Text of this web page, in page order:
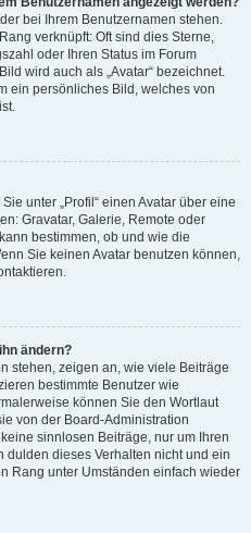
bei Ihrem Benutzernamen stehen.
verknüpft: Oft sind dies Sterne,
oder Ihren Status im Forum
wird auch als „Avatar“ bezeichnet.
ein persönliches Bild, welches von
unter „Profil“ einen Avatar über eine
Gravatar, Galerie, Remote oder
bestimmen, ob und wie die
Sie keinen Avatar benutzen können,
ändern?
stehen, zeigen an, wie viele Beiträge
bestimmte Benutzer wie
können Sie den Wortlaut
von der Board-Administration
sinnlosen Beiträge, nur um Ihren
dieses Verhalten nicht und ein
Rang unter Umständen einfach wieder